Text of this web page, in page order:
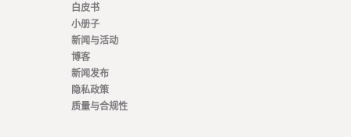
白皮书
小册子
新闻与活动
博客
新闻发布
隐私政策
质量与合规性